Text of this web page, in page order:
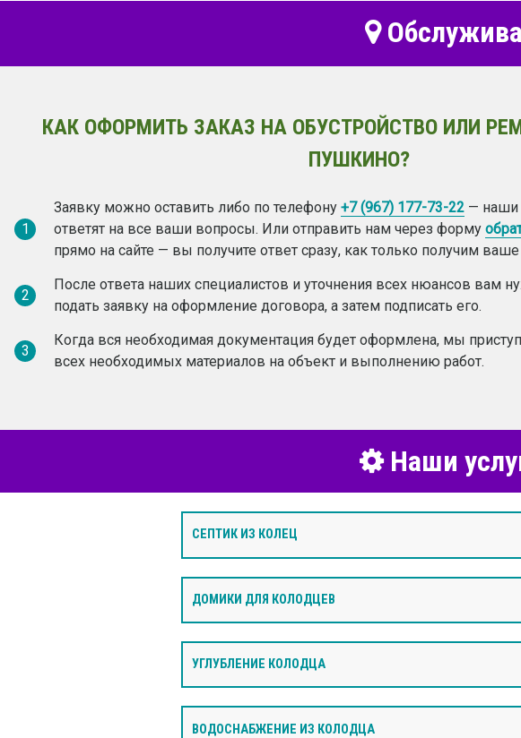
КАК ОФОРМИТЬ ЗАКАЗ НА ОБУСТРОЙСТВО ИЛИ
ПУШКИНО?
1
Заявку можно оставить либо по телефону +7 (967) 177-73-22 —
ответят на все ваши вопросы. Или отправить нам через форму
прямо на сайте — вы получите ответ сразу, как только получим
2
После ответа наших специалистов и уточнения всех нюансов вам
подать заявку на оформление договора, а затем подписать его.
3
Когда вся необходимая документация будет оформлена, мы
всех необходимых материалов на объект и выполнению работ.
Наши
СЕПТИК ИЗ КОЛЕЦ
ДОМИКИ ДЛЯ КОЛОДЦЕВ
УГЛУБЛЕНИЕ КОЛОДЦА
ВОДОСНАБЖЕНИЕ ИЗ КОЛОДЦА